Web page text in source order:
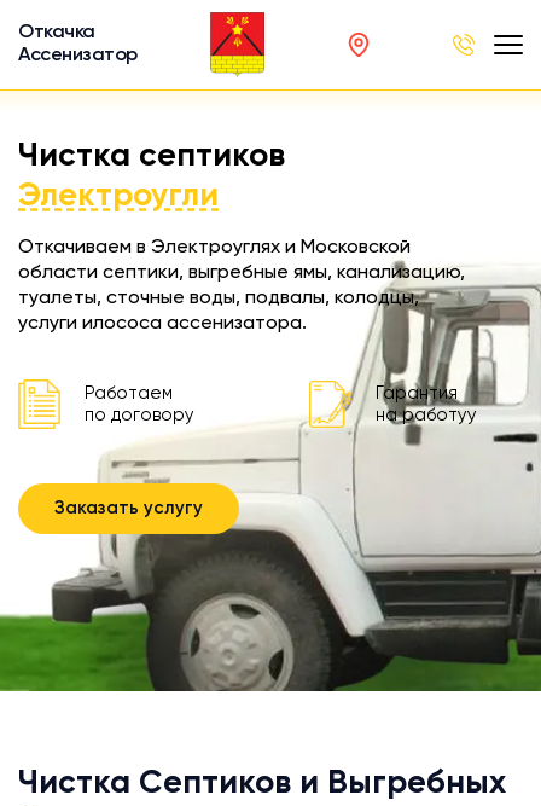
Откачка
Ассенизатор
Чистка септиков
Электроугли
Откачиваем в Электроуглях и Московской
области септики, выгребные ямы, канализацию,
туалеты, сточные воды, подвалы, колодцы,
услуги илососа ассенизатора.
Работаем
по договору
Гарантия
на работуу
Заказать услугу
Чистка Септиков и Выгребных